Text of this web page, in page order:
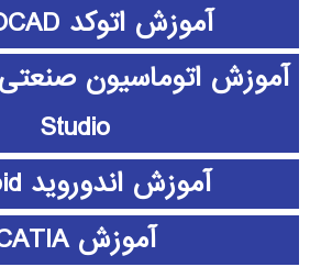
آموزش اتوکد AUTOCAD
Studio
آموزش اندوروید android
آموزش CATIA